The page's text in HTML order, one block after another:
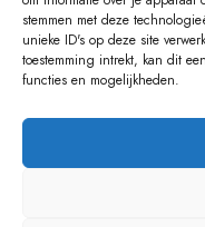
stemmen met deze
unieke ID's op deze site
toestemming intrekt, kan dit
functies en mogelijkheden.
Vragen of wensen?
+31 (0)6 229 021